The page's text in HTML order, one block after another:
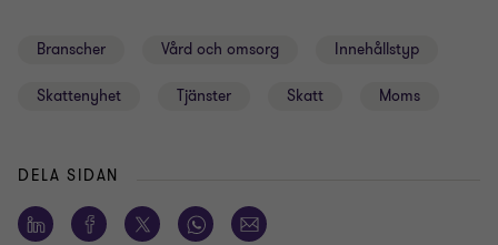
Branscher Vård och omsorg Innehållstyp
Skattenyhet Tjänster Skatt Moms
DELA SIDAN